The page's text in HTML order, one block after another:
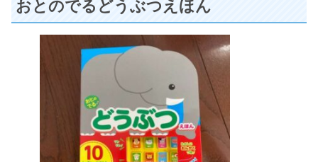
おとのでるどうぶつえほん